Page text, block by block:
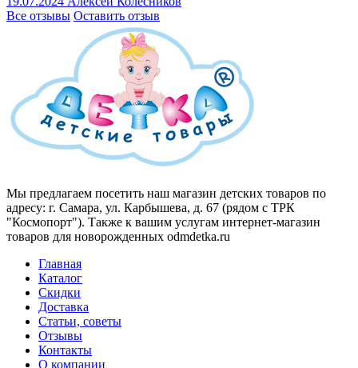
Все отзывы Оставить отзыв
Мы предлагаем посетить наш магазин детских товаров по
адресу: г. Самара, ул. Карбышева, д. 67 (рядом с ТРК
"Космопорт"). Также к вашим услугам интернет-магазин
товаров для новорожденных odmdetka.ru
Главная
Каталог
Скидки
Доставка
Статьи, советы
Отзывы
Контакты
О компании